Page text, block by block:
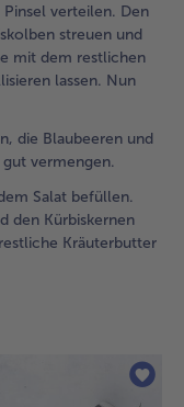
verteilen. Den
streuen und
mit dem restlichen
lassen. Nun
die Blaubeeren und
vermengen.
Salat befüllen.
den Kürbiskernen
Kräuterbutter